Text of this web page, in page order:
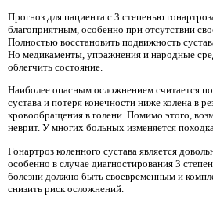
Прогноз для пациента с 3 степенью
благоприятным, особенно при отсутствии
Полностью восстановить подвижность
Но медикаменты, упражнения и народные
облегчить состояние.
Наиболее опасным осложнением считается
сустава и потеря конечности ниже колена в
кровообращения в голени. Помимо этого,
неврит. У многих больных изменяется
Гонартроз коленного сустава является
особенно в случае диагностирования 3
болезни должно быть своевременным и
снизить риск осложнений.